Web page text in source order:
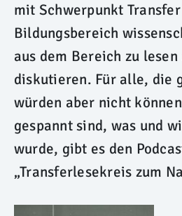
mit Schwerpunkt
Bildungsbereich
aus dem Bereich zu
diskutieren. Für alle, die
würden aber nicht
gespannt sind, was und
wurde, gibt es den
„Transferlesekreis zum